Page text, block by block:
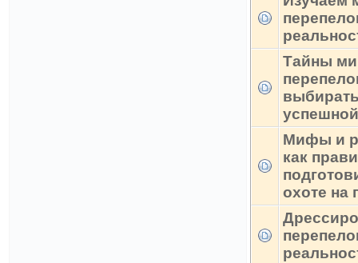
Тайны
Мифы и
как
охоте на